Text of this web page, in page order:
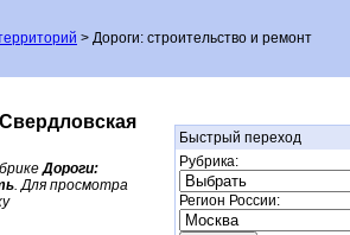
> Дороги: строительство и ремонт
Дороги:
. Для просмотра
Быстрый переход
Рубрика:
Регион России: